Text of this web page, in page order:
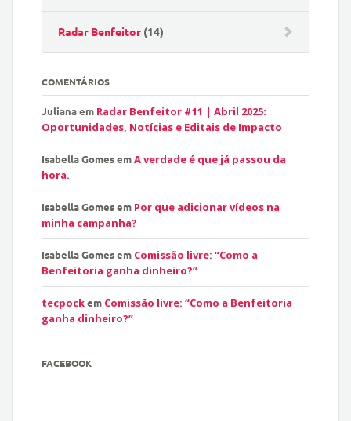
Radar Benfeitor (14)
COMENTÁRIOS
Julianaem Radar Benfeitor #11 | Abril 2025:
Oportunidades, Notícias e Editais de Impacto
Isabella GomesemA verdade é que já passou da
hora.
Isabella Gomesem Por que adicionar vídeos na
minha campanha?
Isabella Gomesem Comissão livre: “Como a
Benfeitoria ganha dinheiro?”
tecpockem Comissão livre: “Como a Benfeitoria
ganha dinheiro?”
FACEBOOK